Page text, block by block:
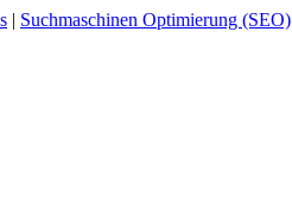
| Suchmaschinen Optimierung (SEO)